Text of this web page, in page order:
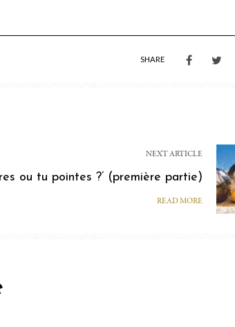
SHARE
NEXT ARTICLE
ou tu pointes ?’ (première partie)
READ MORE